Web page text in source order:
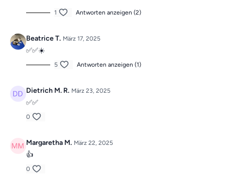
1 Antworten anzeigen (2)
Beatrice T. März 17, 2025
✅✅☀️
5 Antworten anzeigen (1)
Dietrich M. R. März 23, 2025
✅✅
0
Margaretha M. März 22, 2025
👍
0